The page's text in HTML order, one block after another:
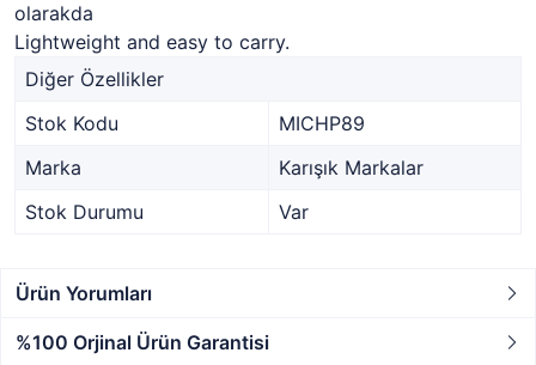
olarakda
Lightweight and easy to carry.
Diğer Özellikler
Stok Kodu
MICHP89
Marka
Karışık Markalar
Stok Durumu
Var
Ürün Yorumları
%100 Orjinal Ürün Garantisi